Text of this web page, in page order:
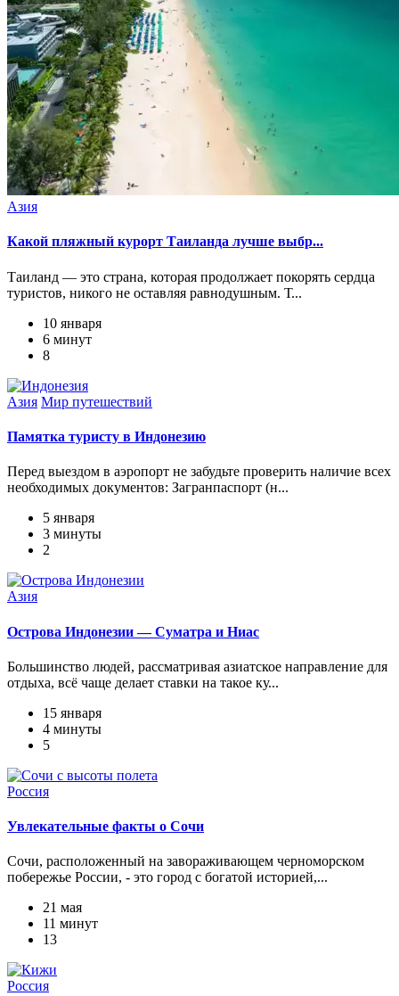
Азия
Какой пляжный курорт Таиланда лучше выбр...
Таиланд — это страна, которая продолжает покорять сердца
туристов, никого не оставляя равнодушным. Т...
10 января
6 минут
8
Азия Мир путешествий
Памятка туристу в Индонезию
Перед выездом в аэропорт не забудьте проверить наличие всех
необходимых документов: Загранпаспорт (н...
5 января
3 минуты
2
Азия
Острова Индонезии — Суматра и Ниас
Большинство людей, рассматривая азиатское направление для
отдыха, всё чаще делает ставки на такое ку...
15 января
4 минуты
5
Россия
Увлекательные факты о Сочи
Сочи, расположенный на завораживающем черноморском
побережье России, - это город с богатой историей,...
21 мая
11 минут
13
Россия